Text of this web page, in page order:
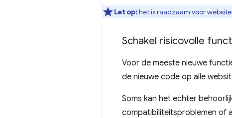
Let op:het is raadzaam voor
Schakel risicovolle
Voor de meeste nieuwe
de nieuwe code op alle
Soms kan het echter
compatibiliteitsproblemen of